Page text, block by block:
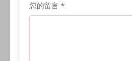
您的留言 *